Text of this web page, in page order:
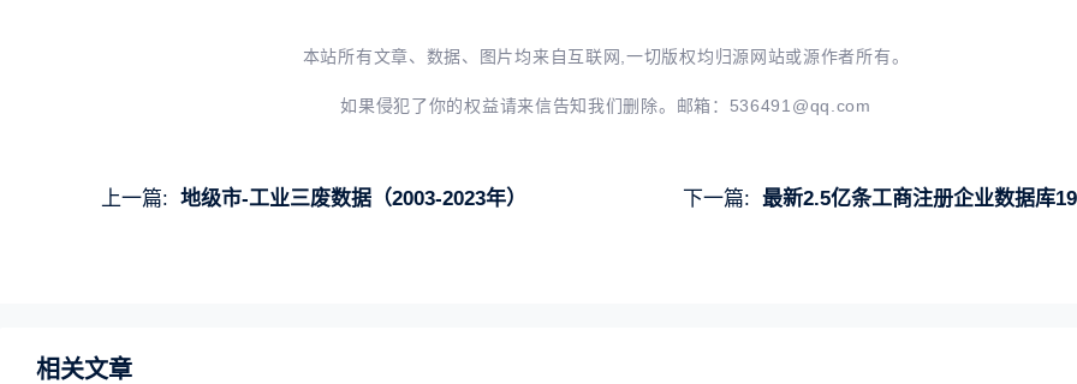
本站所有文章、数据、图片均来自互联网,一切版权均归源网站或源作者所有。
如果侵犯了你的权益请来信告知我们删除。邮箱： 536491@qq.com
上一篇: 地级市-工业三废数据（2003-2023年） 下一篇: 最新2.5亿条工商注册企业数据库1949-2023
相关文章